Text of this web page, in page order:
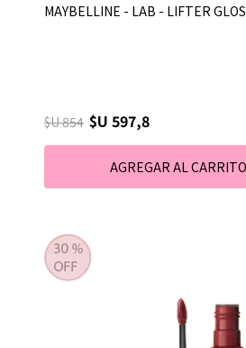
MAYBELLINE - LAB - LIFTER
$U 854 $U 597,8